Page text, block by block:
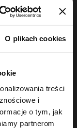
O plikach cookies
treści
i
o tym, jak
partnerom
do laminacji
200ml
zł
zł